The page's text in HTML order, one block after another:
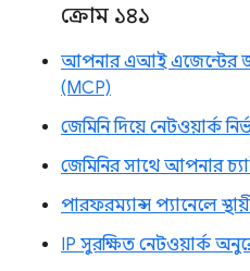
ক্রোম ১৪১
আপনার এআই এজেন্টের
(MCP)
জেমিনি দিয়ে নেটওয়ার্ক
জেমিনির সাথে আপনার
পারফরম্যান্স প্যানেলে
IP সুরক্ষিত নেটওয়ার্ক